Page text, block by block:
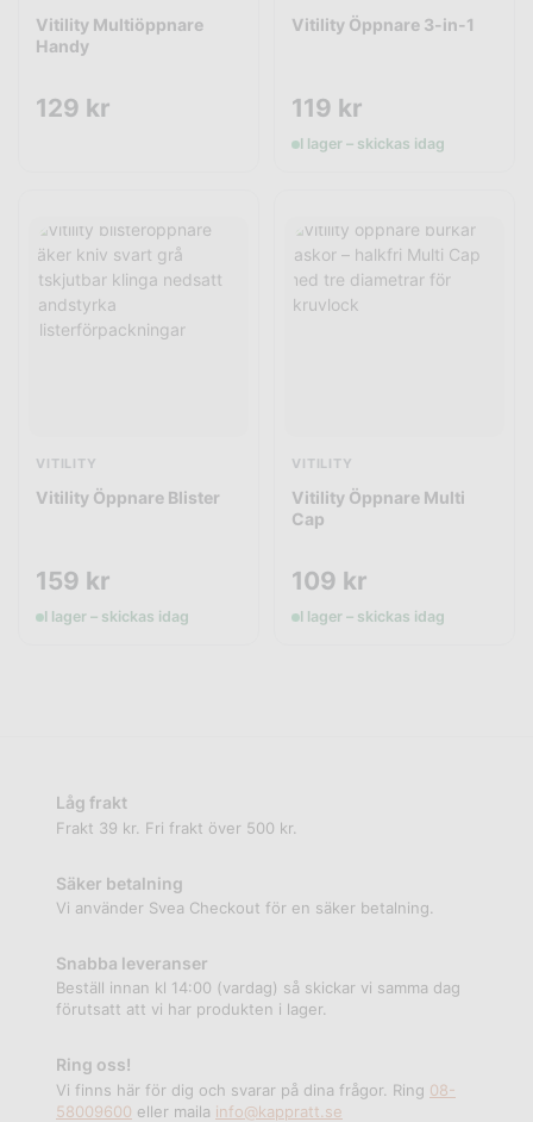
Vitility Multiöppnare
Handy
129 kr
Vitility Öppnare 3-in-1
119 kr
I lager – skickas idag
VITILITY
Vitility Öppnare Blister
159 kr
I lager – skickas idag
VITILITY
Vitility Öppnare Multi
Cap
109 kr
I lager – skickas idag
Låg frakt
Frakt 39 kr. Fri frakt över 500 kr.
Säker betalning
Vi använder Svea Checkout för en säker betalning.
Snabba leveranser
Beställ innan kl 14:00 (vardag) så skickar vi samma dag
förutsatt att vi har produkten i lager.
Ring oss!
Vi finns här för dig och svarar på dina frågor. Ring 08-
58009600 eller maila info@kappratt.se